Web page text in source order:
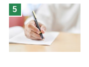
5